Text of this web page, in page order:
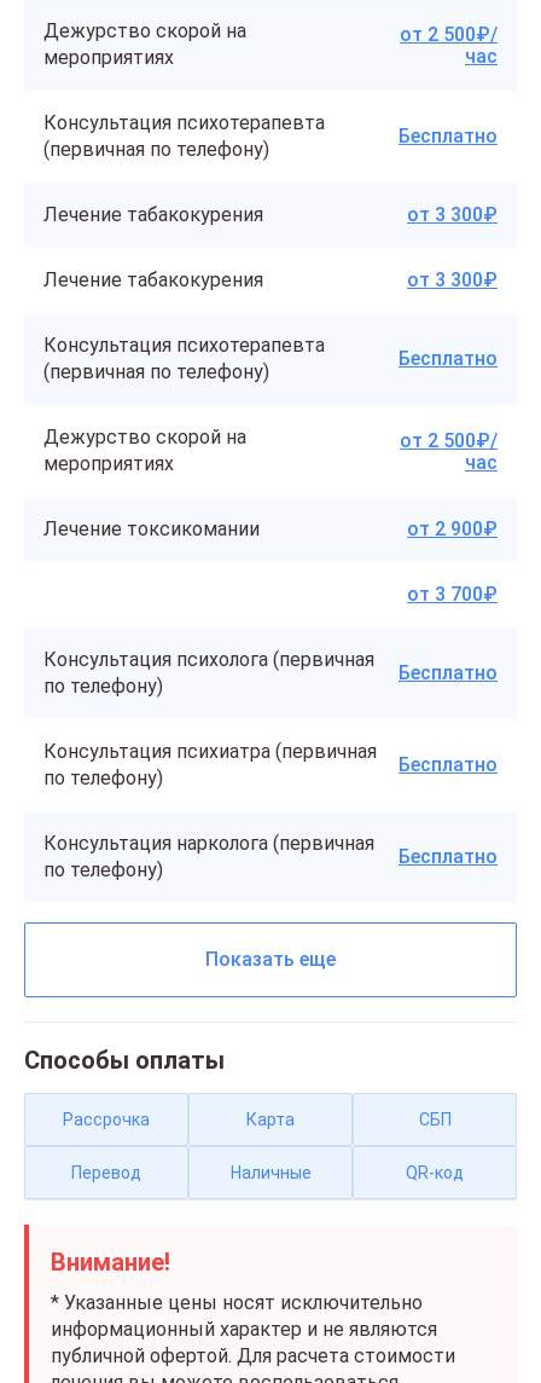
Дежурство скорой на
мероприятиях
от 2 500₽/
час
Консультация психотерапевта
(первичная по телефону)
Бесплатно
Лечение табакокурения от 3 300₽
Лечение табакокурения от 3 300₽
Консультация психотерапевта
(первичная по телефону)
Бесплатно
Дежурство скорой на
мероприятиях
от 2 500₽/
час
Лечение токсикомании от 2 900₽
от 3 700₽
Консультация психолога (первичная
по телефону)
Бесплатно
Консультация психиатра (первичная
по телефону)
Бесплатно
Консультация нарколога (первичная
по телефону)
Бесплатно
Показать еще
Способы оплаты
Рассрочка Карта СБП
Перевод Наличные QR-код
Внимание!
* Указанные цены носят исключительно
информационный характер и не являются
публичной офертой. Для расчета стоимости